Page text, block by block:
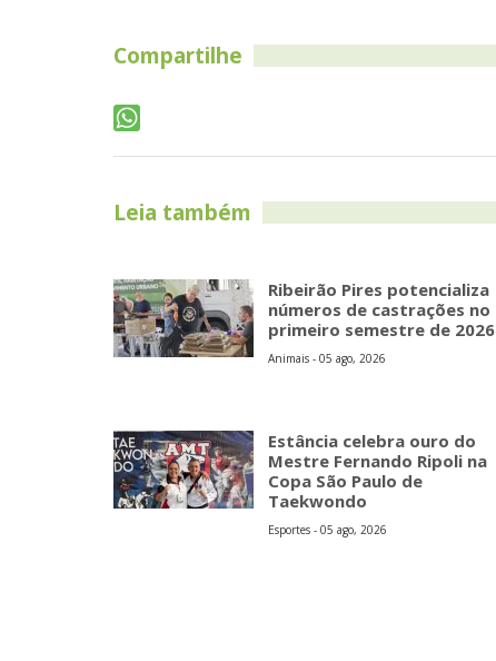
Compartilhe
Leia também
Ribeirão Pires potencializa
números de castrações no
primeiro semestre de 2026
Animais - 05 ago, 2026
Estância celebra ouro do
Mestre Fernando Ripoli na
Copa São Paulo de
Taekwondo
Esportes - 05 ago, 2026